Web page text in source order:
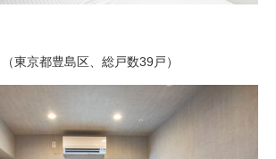
東京都豊島区、総戸数39戸）